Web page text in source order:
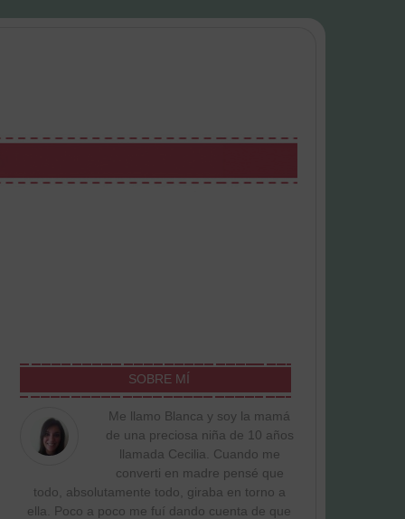
SOBRE MÍ
Me llamo Blanca y soy la mamá
de una preciosa niña de 10 años
llamada Cecilia. Cuando me
converti en madre pensé que
todo, absolutamente todo, giraba en torno a
ella. Poco a poco me fuí dando cuenta de que